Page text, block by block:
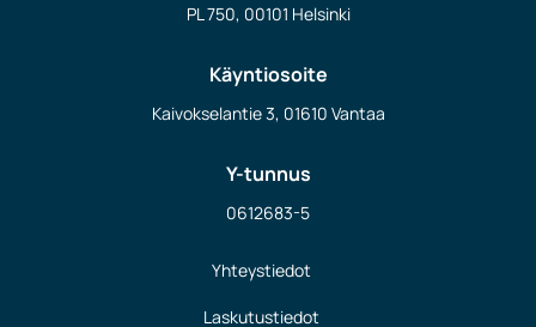
PL 750, 00101 Helsinki
Käyntiosoite
Kaivokselantie 3, 01610 Vantaa
Y-tunnus
0612683-5
Yhteystiedot
Laskutustiedot